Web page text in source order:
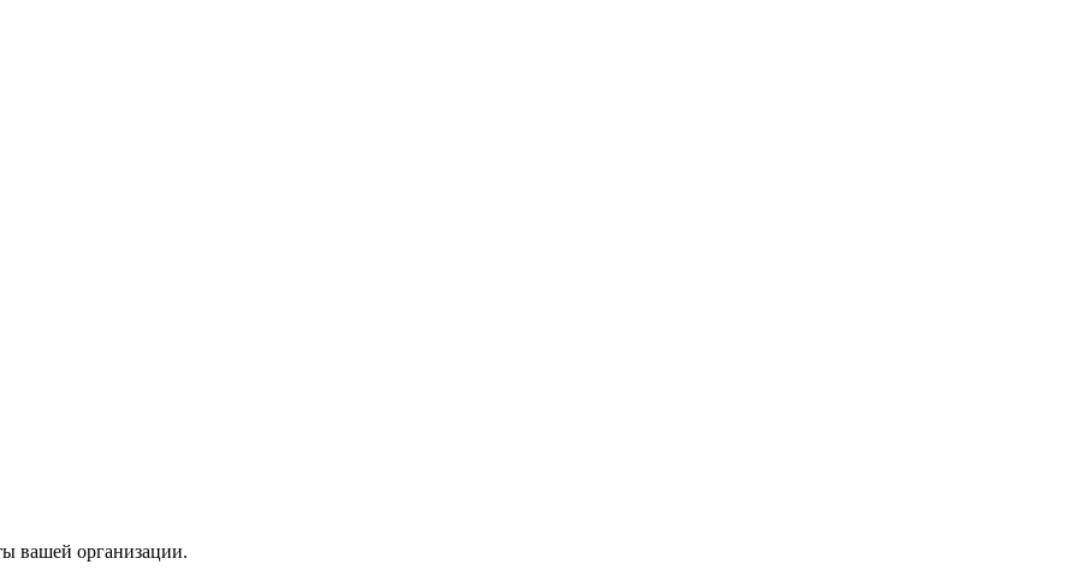
вашей организации.